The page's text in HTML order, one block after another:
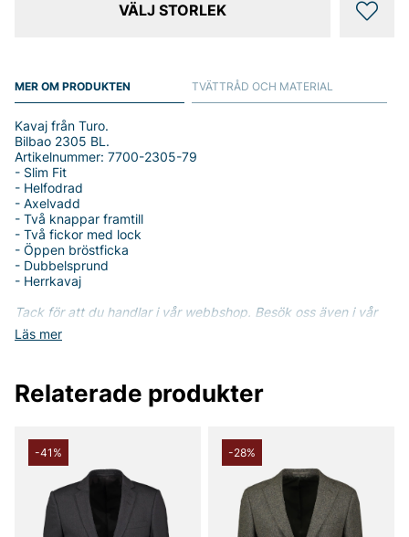
VÄLJ STORLEK
MER OM PRODUKTEN
Läs mer
Kavaj från Turo.
Bilbao 2305 BL.
Artikelnummer: 7700-2305-79
- Slim Fit
- Helfodrad
- Axelvadd
- Två knappar framtill
- Två fickor med lock
- Öppen bröstficka
- Dubbelsprund
- Herrkavaj
Tack för att du handlar i vår webbshop. Besök oss även i vår
butik i Vingåker.
TVÄTTRÅD OCH MATERIAL
Relaterade produkter
-41% -28%